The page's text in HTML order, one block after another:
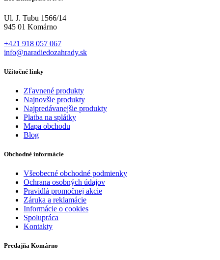
Ul. J. Tubu 1566/14
945 01 Komárno
+421 918 057 067
info@naradiedozahrady.sk
Užitočné linky
Zľavnené produkty
Najnovšie produkty
Najpredávanejšie produkty
Platba na splátky
Mapa obchodu
Blog
Obchodné informácie
Všeobecné obchodné podmienky
Ochrana osobných údajov
Pravidlá promočnej akcie
Záruka a reklamácie
Informácie o cookies
Spolupráca
Kontakty
Predajňa Komárno